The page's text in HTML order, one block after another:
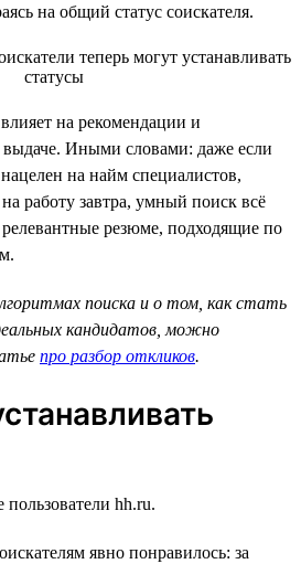
на общий статус соискателя.
на рекомендации и
Иными словами: даже если
на найм специалистов,
работу завтра, умный поиск всё
резюме, подходящие по
поиска и о том, как стать
кандидатов, можно
про разбор откликов.
hh.ru.
явно понравилось: за